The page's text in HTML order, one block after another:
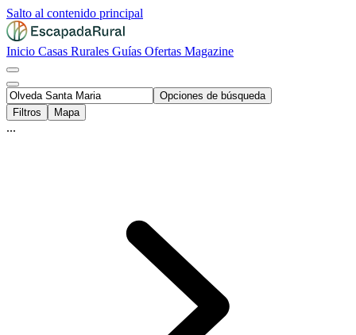
Salto al contenido principal
Inicio Casas Rurales Guías Ofertas Magazine
Opciones de búsqueda
Filtros
Mapa
...